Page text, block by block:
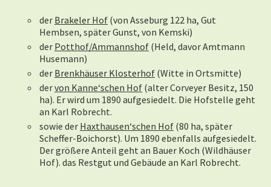
der Brakeler Hof (von Asseburg 122 ha, Gut
Hembsen, später Gunst, von Kemski)
der Potthof/Ammannshof (Held, davor Amtmann
Husemann)
der Brenkhäuser Klosterhof (Witte in Ortsmitte)
dervon Kanne‘schen Hof (alter Corveyer Besitz, 150
ha). Er wird um 1890 aufgesiedelt. Die Hofstelle geht
an Karl Robrecht.
sowie der Haxthausen‘schen Hof (80 ha, später
Scheffer-Boichorst). Um 1890 ebenfalls aufgesiedelt.
Der größere Anteil geht an Bauer Koch (Wildhäuser
Hof). das Restgut und Gebäude an Karl Robrecht.